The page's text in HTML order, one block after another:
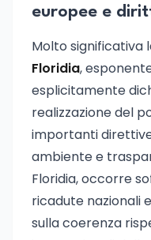
europee e
Molto significativa
Floridia,
esplicitamente
realizzazione del
importanti
ambiente e
Floridia, occorre
ricadute nazionali
sulla coerenza